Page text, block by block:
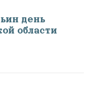
день
области